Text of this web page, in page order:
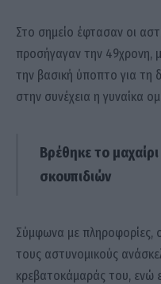
Στο σημείο έφτασαν οι
προσήγαγαν την 49χρονη,
την βασική ύποπτο για τη
στην συνέχεια η γυναίκα
Βρέθηκε το
σκουπιδιών
Σύμφωνα με πληροφορίες,
τους αστυνομικούς
κρεβατοκάμαράς του, ενώ